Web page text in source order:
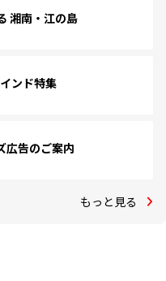
湘南・江の島
ンド特集
広告のご案内
もっと見る